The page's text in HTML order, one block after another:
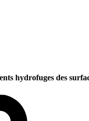
hydrofuges des